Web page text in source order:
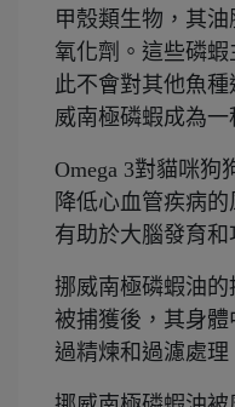
甲殼類生物，其油
氧化劑。這些磷
此不會對其他魚
威南極磷蝦成為一
Omega 3對貓咪狗
降低心血管疾病
有助於大腦發育和
挪威南極磷蝦油
被捕獲後，其身
過精煉和過濾處理